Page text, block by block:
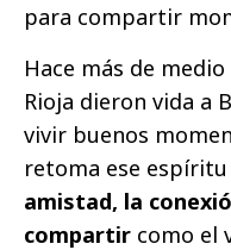
para compartir
Hace más de
Rioja dieron vida a
vivir buenos
retoma ese
amistad, la
compartir como el